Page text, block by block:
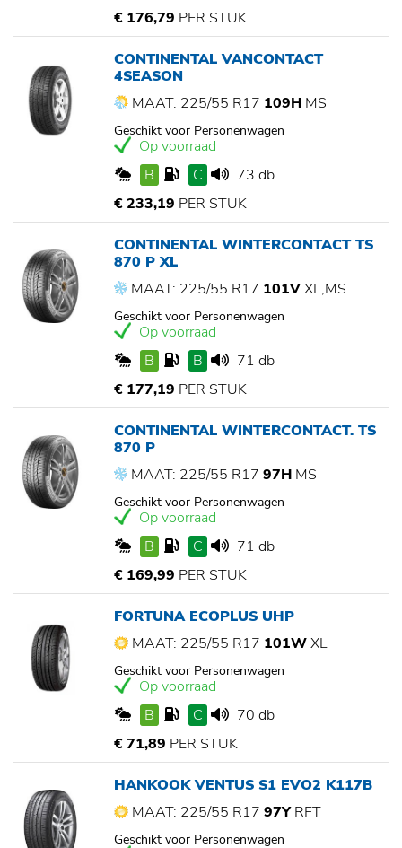
€ 176,79 PER STUK
CONTINENTAL VANCONTACT
4SEASON
MAAT: 225/55 R17 109H MS
Geschikt voor Personenwagen
Op voorraad
B
C
73 db
€ 233,19 PER STUK
CONTINENTAL WINTERCONTACT TS
870 P XL
MAAT: 225/55 R17 101VXL,MS
Geschikt voor Personenwagen
Op voorraad
B
B
71 db
€ 177,19 PER STUK
CONTINENTAL WINTERCONTACT. TS
870 P
MAAT: 225/55 R17 97H MS
Geschikt voor Personenwagen
Op voorraad
B
C
71 db
€ 169,99 PER STUK
FORTUNA ECOPLUS UHP
MAAT: 225/55 R17 101WXL
Geschikt voor Personenwagen
Op voorraad
B
C
70 db
€ 71,89 PER STUK
HANKOOK VENTUS S1 EVO2 K117B
MAAT: 225/55 R17 97YRFT
Geschikt voor Personenwagen